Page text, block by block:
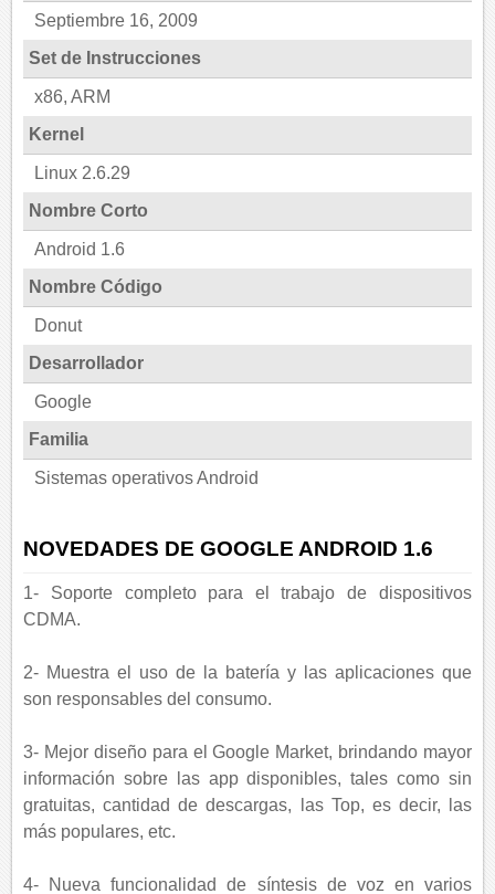
Septiembre 16, 2009
Set de Instrucciones
x86, ARM
Kernel
Linux 2.6.29
Nombre Corto
Android 1.6
Nombre Código
Donut
Desarrollador
Google
Familia
Sistemas operativos Android
NOVEDADES DE GOOGLE ANDROID 1.6
1- Soporte completo para el trabajo de dispositivos
CDMA.
2- Muestra el uso de la batería y las aplicaciones que
son responsables del consumo.
3- Mejor diseño para el Google Market, brindando mayor
información sobre las app disponibles, tales como sin
gratuitas, cantidad de descargas, las Top, es decir, las
más populares, etc.
4- Nueva funcionalidad de síntesis de voz en varios